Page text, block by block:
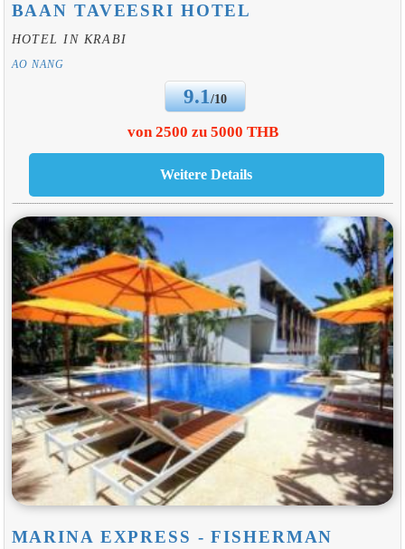
BAAN TAVEESRI HOTEL
HOTEL IN KRABI
AO NANG
9.1/10
von 2500 zu 5000 THB
MARINA EXPRESS - FISHERMAN